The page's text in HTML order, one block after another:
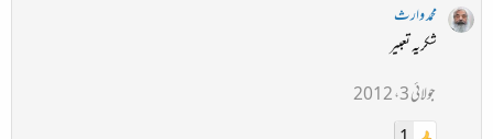
محمد وارث
شکریہ تعبیر
جولائی 3، 2012